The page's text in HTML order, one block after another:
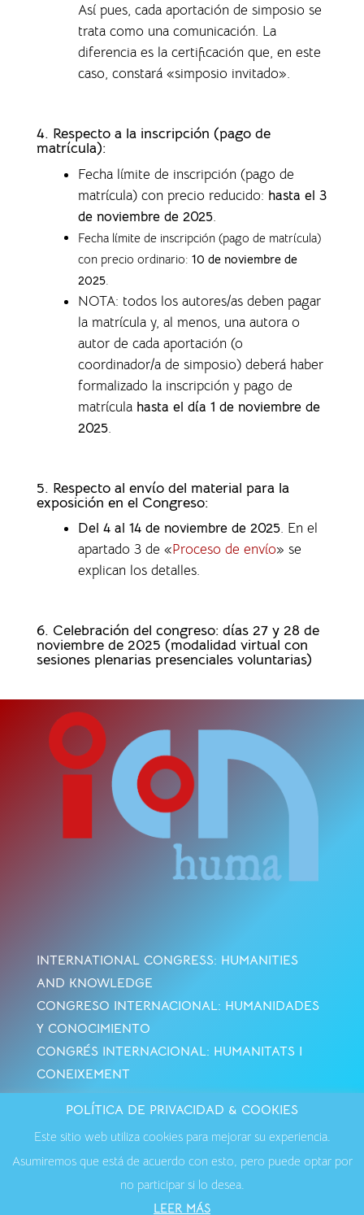
Así pues, cada aportación de simposio se
trata como una comunicación. La
diferencia es la certificación que, en este
caso, constará «simposio invitado».
4. Respecto a la inscripción (pago de
matrícula):
Fecha límite de inscripción (pago de
matrícula) con precio reducido: hasta el 3
de noviembre de 2025.
Fecha límite de inscripción (pago de matrícula)
con precio ordinario: 10 de noviembre de
2025.
NOTA: todos los autores/as deben pagar
la matrícula y, al menos, una autora o
autor de cada aportación (o
coordinador/a de simposio) deberá haber
formalizado la inscripción y pago de
matrícula hasta el día 1 de noviembre de
2025.
5. Respecto al envío del material para la
exposición en el Congreso:
Del 4 al 14 de noviembre de 2025. En el
apartado 3 de «Proceso de envío» se
explican los detalles.
6. Celebración del congreso: días 27 y 28 de
noviembre de 2025 (modalidad virtual con
sesiones plenarias presenciales voluntarias)
INTERNATIONAL CONGRESS: HUMANITIES
AND KNOWLEDGE
CONGRESO INTERNACIONAL: HUMANIDADES
Y CONOCIMIENTO
CONGRÉS INTERNACIONAL: HUMANITATS I
CONEIXEMENT
Privacidad·Contactar
POLÍTICA DE PRIVACIDAD & COOKIES
Este sitio web utiliza cookies para mejorar su experiencia.
Asumiremos que está de acuerdo con esto, pero puede optar por
no participar si lo desea.
LEER MÁS